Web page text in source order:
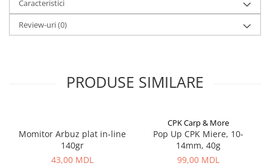
Frigidere
Lanterne
Imbracaminte, incaltaminte
Imbracaminte
Caracteristici
Review-uri(0)
PRODUSE SIMILARE
Momitor Arbuz plat in-line
140gr
43,00 MDL
CPK Carp & More
Pop Up CPK Miere, 10-
14mm, 40g
99,00 MDL